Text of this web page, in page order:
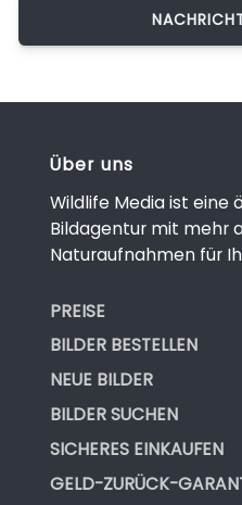
Über uns
Wildlife Media ist eine
Bildagentur mit mehr
Naturaufnahmen für
PREISE
BILDER BESTELLEN
NEUE BILDER
BILDER SUCHEN
SICHERES EINKAUFEN
GELD-ZURÜCK-